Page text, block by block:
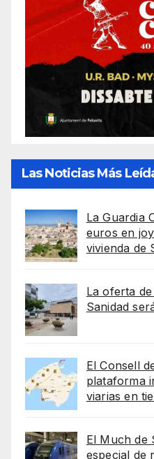
Las Noticias Más
La Guardia
euros en
vivienda de
La oferta
Sanidad
El Consell
plataforma
viarias en
El Much de
especial de